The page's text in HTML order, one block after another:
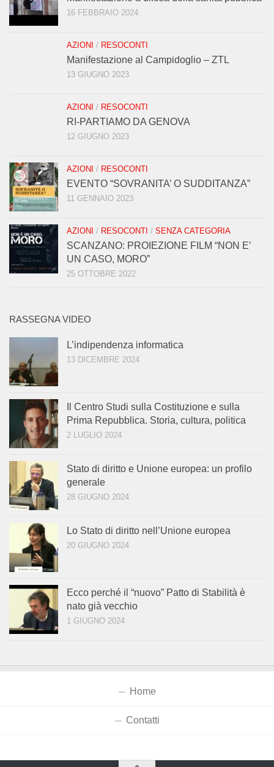
16 FEBBRAIO 2024
AZIONI / RESOCONTI
Manifestazione al Campidoglio – ZTL
13 GIUGNO 2023
AZIONI / RESOCONTI
RI-PARTIAMO DA GENOVA
12 GIUGNO 2023
AZIONI / RESOCONTI
EVENTO “SOVRANITA’ O SUDDITANZA”
11 GENNAIO 2023
AZIONI / RESOCONTI / SENZA CATEGORIA
SCANZANO: PROIEZIONE FILM “NON E’
UN CASO, MORO”
25 OTTOBRE 2022
RASSEGNA VIDEO
L’indipendenza informatica
13 DICEMBRE 2024
Il Centro Studi sulla Costituzione e sulla
Prima Repubblica. Storia, cultura, politica
2 LUGLIO 2024
Stato di diritto e Unione europea: un profilo
generale
28 GIUGNO 2024
Lo Stato di diritto nell’Unione europea
20 GIUGNO 2024
Ecco perché il “nuovo” Patto di Stabilità è
nato già vecchio
1 GIUGNO 2024
Home
Contatti